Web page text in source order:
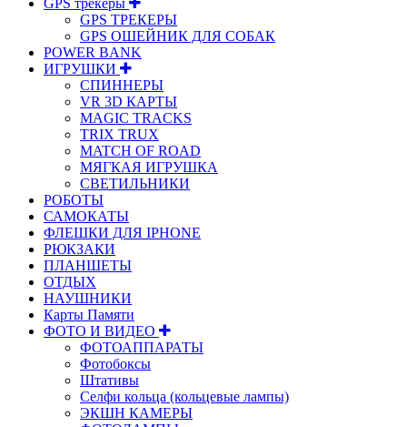
GPS трекеры
GPS ТРЕКЕРЫ
GPS ОШЕЙНИК ДЛЯ СОБАК
POWER BANK
ИГРУШКИ
СПИННЕРЫ
VR 3D КАРТЫ
MAGIC TRACKS
TRIX TRUX
MATCH OF ROAD
МЯГКАЯ ИГРУШКА
СВЕТИЛЬНИКИ
РОБОТЫ
САМОКАТЫ
ФЛЕШКИ ДЛЯ IPHONE
РЮКЗАКИ
ПЛАНШЕТЫ
ОТДЫХ
НАУШНИКИ
Карты Памяти
ФОТО И ВИДЕО
ФОТОАППАРАТЫ
Фотобоксы
Штативы
Селфи кольца (кольцевые лампы)
ЭКШН КАМЕРЫ